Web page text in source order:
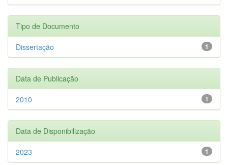
Tipo de Documento
1
Dissertação
Data de Publicação
1
2010
Data de Disponibilização
1
2023